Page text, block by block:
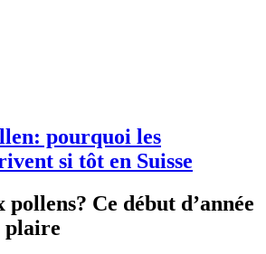
pourquoi les
si tôt en Suisse
Ce début d’année
plaire